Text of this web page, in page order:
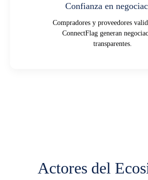
Confianza en
Compradores y proveedores
ConnectFlag generan
transparentes.
Actores del